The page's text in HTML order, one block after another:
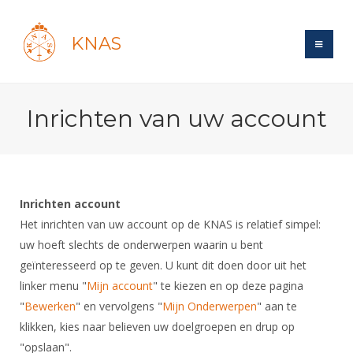
KNAS
Login
Forums
Maandelijks archief
Bond
Lidmaatschap
Tarieven
Reglementen
Sponsors en Partners
Introductie
Recreatiesport
Lichtzwaardschermen
Wedstrijdsport
Wat is topsport
NK's
Oranje
Informatie
Voor de jeugd
Spreekbeurtpakket
Ouders en vereniging
Jeugdkampen
Forums
Forums
Schermforum
Zoek Vereniging
Contact
Inrichten van uw account
Inrichten account
Het inrichten van uw account op de KNAS is relatief simpel:
uw hoeft slechts de onderwerpen waarin u bent
geïnteresseerd op te geven. U kunt dit doen door uit het
linker menu "Mijn account" te kiezen en op deze pagina
"Bewerken" en vervolgens "Mijn Onderwerpen" aan te
klikken, kies naar believen uw doelgroepen en drup op
"opslaan".